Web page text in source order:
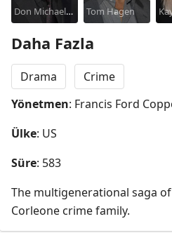
Don Michael
Tom Hagen
Daha Fazla
Drama
Crime
Yönetmen: Francis Ford
Ülke: US
Süre: 583
The multigenerational saga
Corleone crime family.